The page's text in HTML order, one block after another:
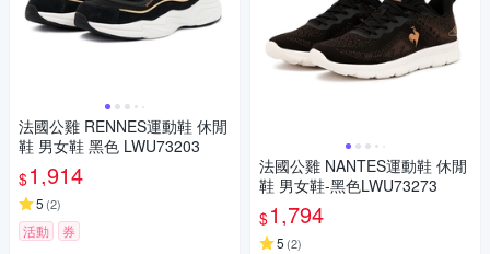
法國公雞 RENNES運動鞋 休閒
鞋 男女鞋 黑色 LWU73203
$1,914
5 (2)
活動 券
法國公雞 NANTES運動鞋 休閒
鞋 男女鞋-黑色LWU73273
$1,794
5 (2)